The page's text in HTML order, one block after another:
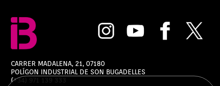
CARRER MADALENA, 21, 07180
POLÍGON INDUSTRIAL DE SON BUGADELLES
(+34) 971 139 333